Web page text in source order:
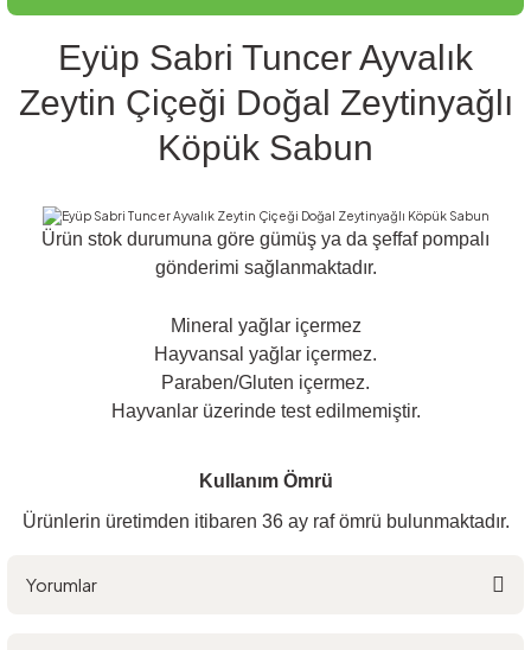
Eyüp Sabri Tuncer Ayvalık
Zeytin Çiçeği Doğal Zeytinyağlı
Köpük Sabun
Ürün stok durumuna göre gümüş ya da şeffaf pompalı
gönderimi sağlanmaktadır.
Mineral yağlar içermez
Hayvansal yağlar içermez.
Paraben/Gluten içermez.
Hayvanlar üzerinde test edilmemiştir.
Kullanım Ömrü
Ürünlerin üretimden itibaren 36 ay raf ömrü bulunmaktadır.
Yorumlar